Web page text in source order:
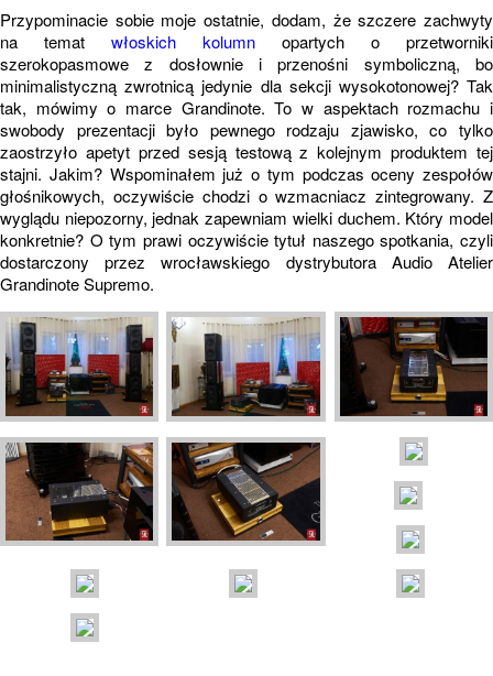
Przypominacie sobie moje ostatnie, dodam, że szczere zachwyty
na temat włoskich kolumn opartych o przetworniki
szerokopasmowe z dosłownie i przenośni symboliczną, bo
minimalistyczną zwrotnicą jedynie dla sekcji wysokotonowej? Tak
tak, mówimy o marce Grandinote. To w aspektach rozmachu i
swobody prezentacji było pewnego rodzaju zjawisko, co tylko
zaostrzyło apetyt przed sesją testową z kolejnym produktem tej
stajni. Jakim? Wspominałem już o tym podczas oceny zespołów
głośnikowych, oczywiście chodzi o wzmacniacz zintegrowany. Z
wyglądu niepozorny, jednak zapewniam wielki duchem. Który model
konkretnie? O tym prawi oczywiście tytuł naszego spotkania, czyli
dostarczony przez wrocławskiego dystrybutora Audio Atelier
Grandinote Supremo.